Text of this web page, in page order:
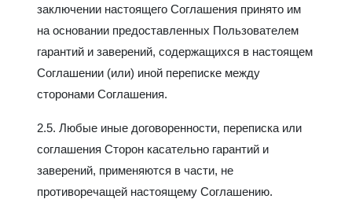
заключении настоящего Соглашения принято им
на основании предоставленных Пользователем
гарантий и заверений, содержащихся в настоящем
Соглашении (или) иной переписке между
сторонами Соглашения.
2.5. Любые иные договоренности, переписка или
соглашения Сторон касательно гарантий и
заверений, применяются в части, не
противоречащей настоящему Соглашению.